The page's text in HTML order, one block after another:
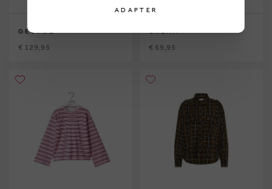
GESTUZ
€ 129,95
CREAM
€ 69,95
ADAPTER